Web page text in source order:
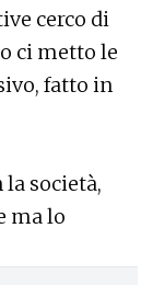
cerco di
ci metto le
fatto in
società,
ma lo